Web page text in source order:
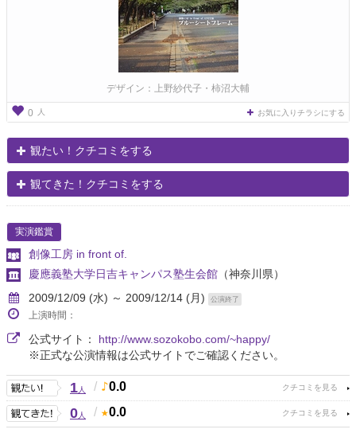
デザイン：上野紗代子・柿沼大輔
0 人 お気に入りチラシにする
観たい！クチコミをする
観てきた！クチコミをする
実演鑑賞
創像工房 in front of.
慶應義塾大学日吉キャンパス塾生会館 （神奈川県）
2009/12/09 (水) ～ 2009/12/14 (月)
公演終了
上演時間：
公式サイト： http://www.sozokobo.com/~happy/
※正式な公演情報は公式サイトでご確認ください。
1人 / 0.0
0人 / 0.0